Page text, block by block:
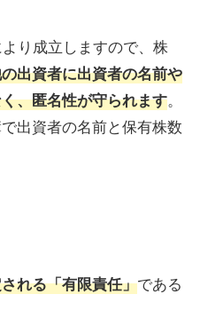
り成立しますので、株
出資者に出資者の名前や
、匿名性が守られます。
出資者の名前と保有株数
れる「有限責任」である